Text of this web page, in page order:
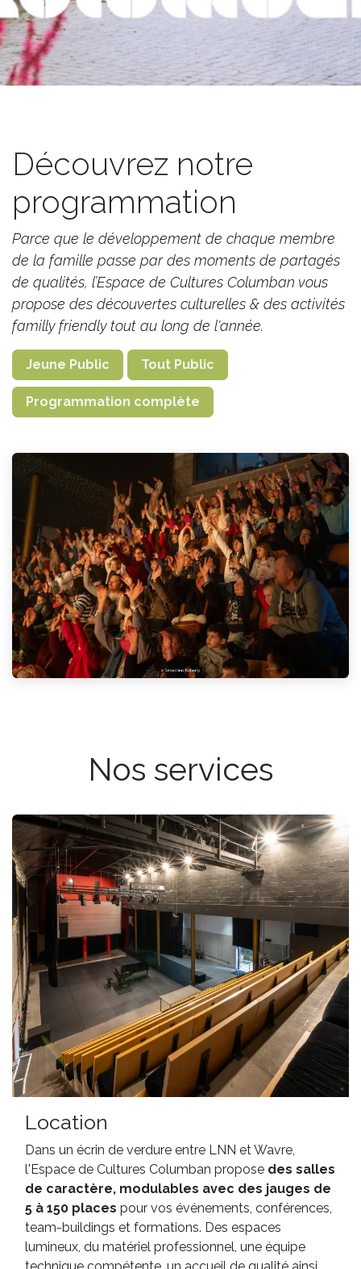
Découvrez notre
programmation
Parce que le développement de chaque membre
de la famille passe par des moments de partagés
de qualités, l’Espace de Cultures Columban vous
propose des découvertes culturelles & des activités
familly friendly tout au long de l'année.
Jeune Public Tout Public
Programmation complète
Nos services
Location
Dans un écrin de verdure entre LNN et Wavre,
l'Espace de Cultures Columban propose des salles
de caractère, modulables avec des jauges de
5 à 150 places pour vos événements, conférences,
team-buildings et formations. Des espaces
lumineux, du matériel professionnel, une équipe